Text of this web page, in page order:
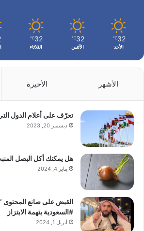
32
℃
الأحد
32
℃
الأثنين
32
℃
الثلاثاء
الأشهر الأخيرة
تعرّف على أعلام الدول
ديسمبر 20, 2023
هل يمكنك أكل البصل
يناير 4, 2024
القبض على صانع
#السعودية بتهمة الابتزاز
أبريل 1, 2024